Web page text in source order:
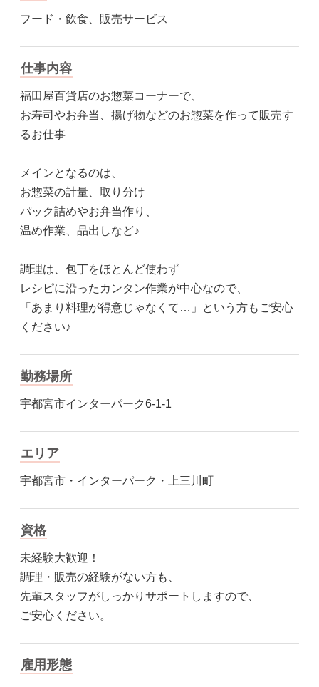
フード・飲食、販売サービス
仕事内容
福田屋百貨店のお惣菜コーナーで、
お寿司やお弁当、揚げ物などのお惣菜を作って販売す
るお仕事
メインとなるのは、
お惣菜の計量、取り分け
パック詰めやお弁当作り、
温め作業、品出しなど♪
調理は、包丁をほとんど使わず
レシピに沿ったカンタン作業が中心なので、
「あまり料理が得意じゃなくて…」という方もご安心
ください♪
勤務場所
宇都宮市インターパーク6-1-1
エリア
宇都宮市・インターパーク・上三川町
資格
未経験大歓迎！
調理・販売の経験がない方も、
先輩スタッフがしっかりサポートしますので、
ご安心ください。
雇用形態